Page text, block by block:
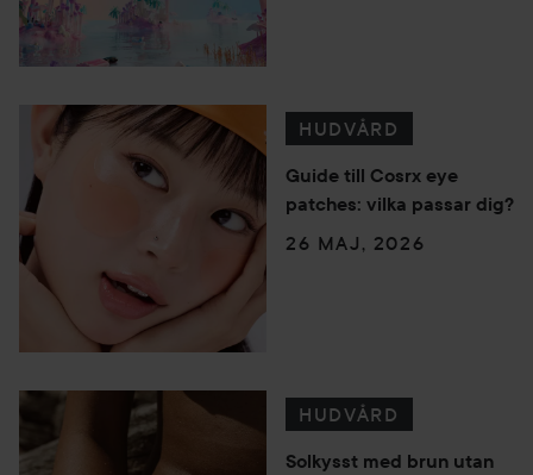
HUDVÅRD
Guide till Cosrx eye
patches: vilka passar dig?
26 MAJ, 2026
HUDVÅRD
Solkysst med brun utan